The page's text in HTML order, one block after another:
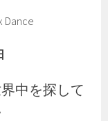
Dance
中を探して